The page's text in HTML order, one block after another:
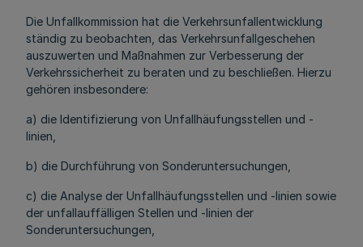
Die Unfallkommission hat die Verkehrsunfallentwicklung
ständig zu beobachten, das Verkehrsunfallgeschehen
auszuwerten und Maßnahmen zur Verbesserung der
Verkehrssicherheit zu beraten und zu beschließen. Hierzu
gehören insbesondere:
a) die Identifizierung von Unfallhäufungsstellen und -
linien,
b) die Durchführung von Sonderuntersuchungen,
c) die Analyse der Unfallhäufungsstellen und -linien sowie
der unfallauffälligen Stellen und ‑linien der
Sonderuntersuchungen,